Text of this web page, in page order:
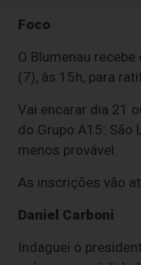
Foco
O Blumenau
(7), às 15h, para
Vai encarar dia 21
do Grupo A15: São
menos provável.
As inscrições vão
Daniel Carboni
Indaguei o